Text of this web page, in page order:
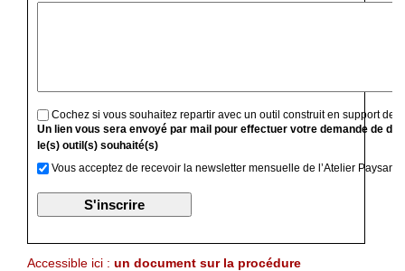
Cochez si vous souhaitez repartir avec un outil construit en support de
Un lien vous sera envoyé par mail pour effectuer votre demande de
le(s) outil(s) souhaité(s)
Vous acceptez de recevoir la newsletter mensuelle de l’Atelier Paysan
Accessible ici : un document sur la procédure